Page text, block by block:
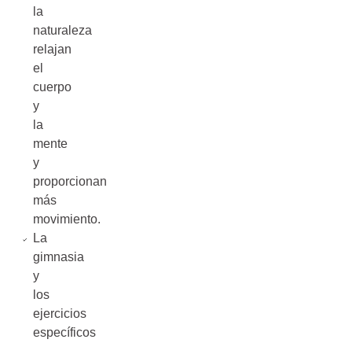
la
naturaleza
relajan
el
cuerpo
y
la
mente
y
proporcionan
más
movimiento.
La
gimnasia
y
los
ejercicios
específicos